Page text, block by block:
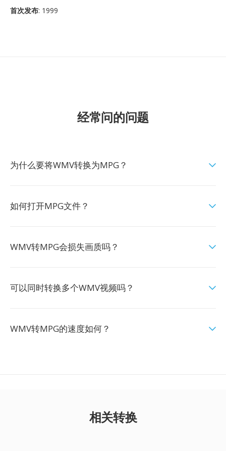
首次发布: 1999
经常问的问题
为什么要将WMV转换为MPG？
如何打开MPG文件？
WMV转MPG会损失画质吗？
可以同时转换多个WMV视频吗？
WMV转MPG的速度如何？
相关转换